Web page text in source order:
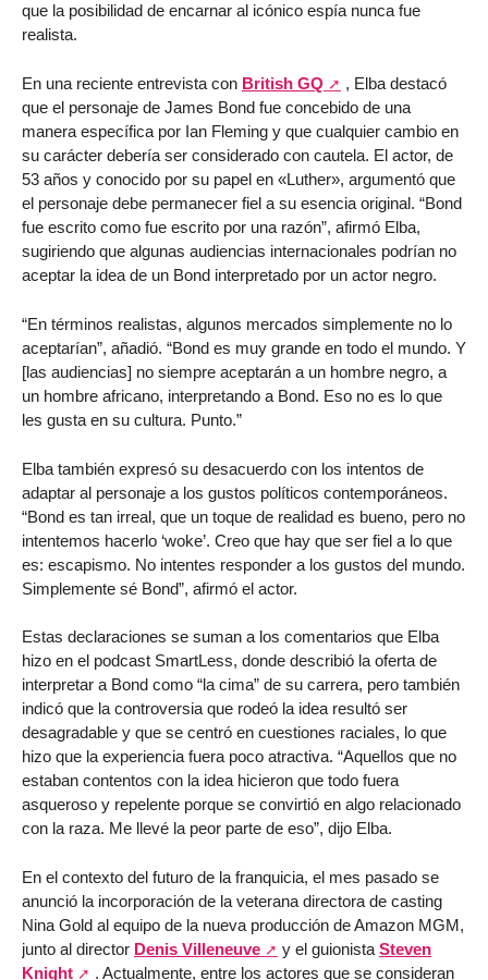
que la posibilidad de encarnar al icónico espía nunca fue
realista.
En una reciente entrevista con British GQ
, Elba destacó
que el personaje de James Bond fue concebido de una
manera específica por Ian Fleming y que cualquier cambio en
su carácter debería ser considerado con cautela. El actor, de
53 años y conocido por su papel en «Luther», argumentó que
el personaje debe permanecer fiel a su esencia original. “Bond
fue escrito como fue escrito por una razón”, afirmó Elba,
sugiriendo que algunas audiencias internacionales podrían no
aceptar la idea de un Bond interpretado por un actor negro.
“En términos realistas, algunos mercados simplemente no lo
aceptarían”, añadió. “Bond es muy grande en todo el mundo. Y
[las audiencias] no siempre aceptarán a un hombre negro, a
un hombre africano, interpretando a Bond. Eso no es lo que
les gusta en su cultura. Punto.”
Elba también expresó su desacuerdo con los intentos de
adaptar al personaje a los gustos políticos contemporáneos.
“Bond es tan irreal, que un toque de realidad es bueno, pero no
intentemos hacerlo ‘woke’. Creo que hay que ser fiel a lo que
es: escapismo. No intentes responder a los gustos del mundo.
Simplemente sé Bond”, afirmó el actor.
Estas declaraciones se suman a los comentarios que Elba
hizo en el podcast SmartLess, donde describió la oferta de
interpretar a Bond como “la cima” de su carrera, pero también
indicó que la controversia que rodeó la idea resultó ser
desagradable y que se centró en cuestiones raciales, lo que
hizo que la experiencia fuera poco atractiva. “Aquellos que no
estaban contentos con la idea hicieron que todo fuera
asqueroso y repelente porque se convirtió en algo relacionado
con la raza. Me llevé la peor parte de eso”, dijo Elba.
En el contexto del futuro de la franquicia, el mes pasado se
anunció la incorporación de la veterana directora de casting
Nina Gold al equipo de la nueva producción de Amazon MGM,
junto al director Denis Villeneuve y el guionista Steven
Knight
. Actualmente, entre los actores que se consideran